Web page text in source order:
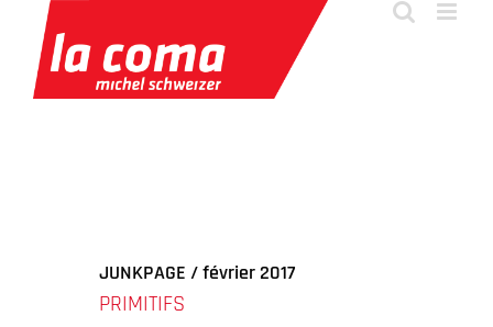
contenu
JUNKPAGE / février 2017
PRIMITIFS